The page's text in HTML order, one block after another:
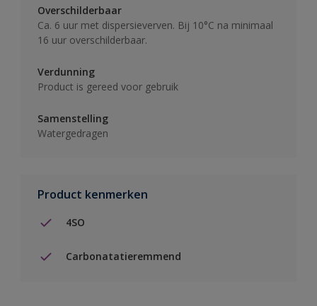
Overschilderbaar
Ca. 6 uur met dispersieverven. Bij 10°C na minimaal
16 uur overschilderbaar.
Verdunning
Product is gereed voor gebruik
Samenstelling
Watergedragen
Product kenmerken
4SO
Carbonatatieremmend